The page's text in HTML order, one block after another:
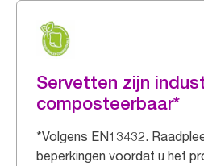
Servetten zijn
composteerbaar*
*Volgens EN13432.
beperkingen voordat u het